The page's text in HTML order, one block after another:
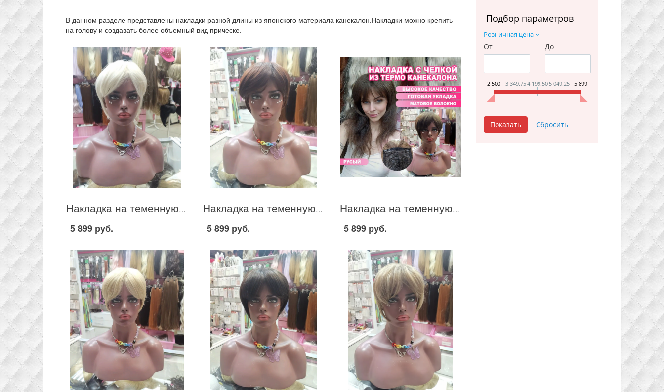
Подбор параметров
Розничная цена
От До
2 500 3 349.754 199.505 049.25 5 899
В данном разделе представлены накладки разной длины из японского материала канекалон.Накладки можно крепить
на голову и создавать более объемный вид прическе.
Накладка на теменную зону из термо канекалона стрижка цвет блонд #613/122
5 899 руб.
Накладка на теменную зону из термо канекалона стрижка каштановый оттенок #33
5 899 руб.
Накладка на теменную зону из термо канекалона стрижка цвет русый #10
5 899 руб.